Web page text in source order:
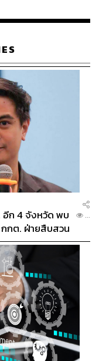
อีก 4 จังหวัด พบ
กกต. ฝ่ายสืบสวน
...